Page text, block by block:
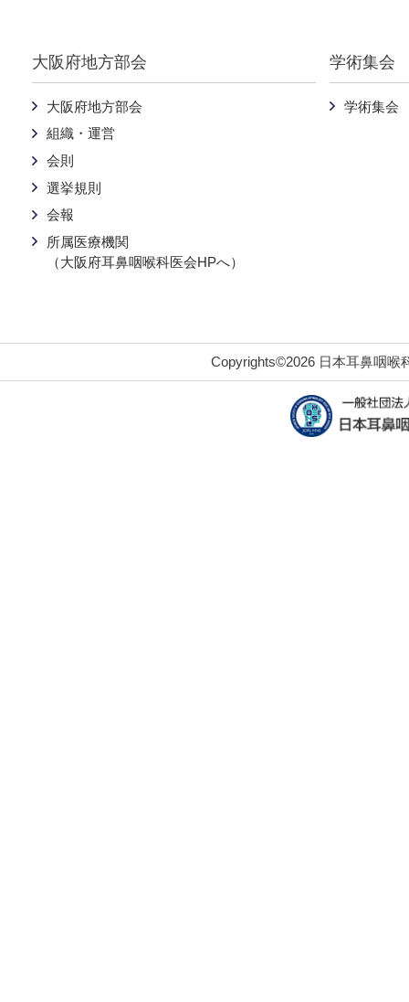
大阪府地方部会
大阪府地方部会
組織・運営
会則
選挙規則
会報
所属医療機関
（大阪府耳鼻咽喉科医会HPへ）
学術集会
学術集会
Copyrights©2026 日本耳鼻咽喉